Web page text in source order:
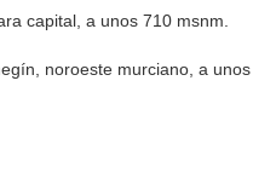
capital, a unos 710 msnm.
noroeste murciano, a unos